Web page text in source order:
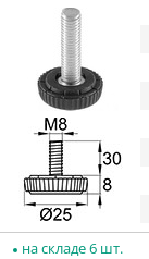
на складе 6 шт.